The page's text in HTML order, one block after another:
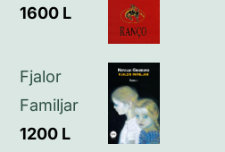
1600 L
Fjalor
Familjar
1200 L